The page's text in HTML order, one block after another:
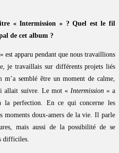
« Intermission » ? Quel est le fil
de cet album ?
» est apparu pendant que nous travaillions
je travaillais sur différents projets liés
semblé être un moment de calme,
allait suivre. Le mot « Intermission» a
la perfection. En ce qui concerne les
moments doux-amers de la vie. Il parle
mais aussi de la possibilité de se
difficiles.